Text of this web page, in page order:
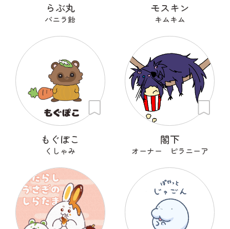
らぶ丸
バニラ飴
モスキン
キムキム
もぐぽこ
くしゃみ
閣下
オーナー ピラニーア